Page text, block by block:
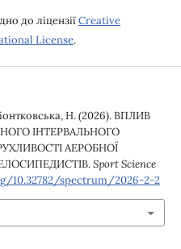
до ліцензіїCreative
License.
Н. (2026). ВПЛИВ
ІНТЕРВАЛЬНОГО
АЕРОБНОЇ
Sport Science
10.32782/spectrum/2026-2-2